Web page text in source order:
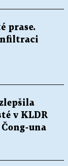
prase.
v KLDR
una